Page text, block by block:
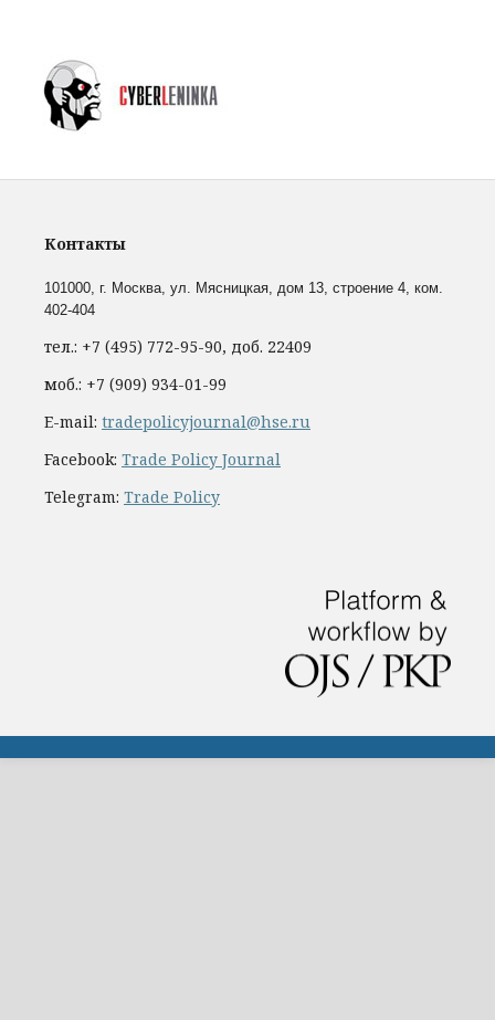
Контакты
101000, г. Москва, ул. Мясницкая, дом 13, строение 4, ком.
402-404
тел.: +7 (495) 772-95-90, доб. 22409
моб.: +7 (909) 934-01-99
E-mail: tradepolicyjournal@hse.ru
Facebook: Trade Policy Journal
Telegram: Trade Policy